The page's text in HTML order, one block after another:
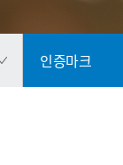
인증마크